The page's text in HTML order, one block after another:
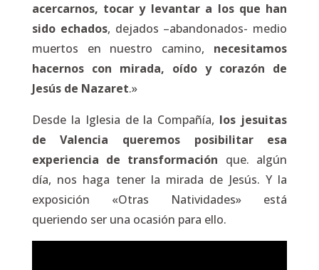
acercarnos, tocar y levantar a los que han
sido echados, dejados –abandonados- medio
muertos en nuestro camino, necesitamos
hacernos con mirada, oído y corazón de
Jesús de Nazaret.»
Desde la Iglesia de la Compañía, los jesuitas
de Valencia queremos posibilitar esa
experiencia de transformación que. algún
día, nos haga tener la mirada de Jesús. Y la
exposición «Otras Natividades» está
queriendo ser una ocasión para ello.